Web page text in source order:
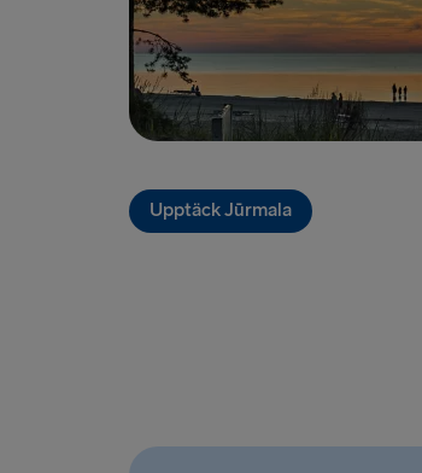
Upptäck Jūrmala